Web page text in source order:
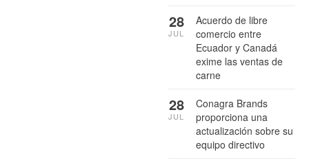
Acuerdo de libre
comercio entre
Ecuador y Canadá
exime las ventas de
carne
28
JUL
Conagra Brands
proporciona una
actualización sobre su
equipo directivo
28
JUL